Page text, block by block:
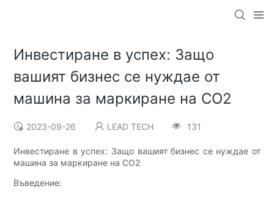
Инвестиране в успех: Защо
вашият бизнес се нуждае от
машина за маркиране на CO2
2023-09-26 LEAD TECH 131
Инвестиране в успех: Защо вашият бизнес се нуждае от
машина за маркиране на CO2
Въведение: